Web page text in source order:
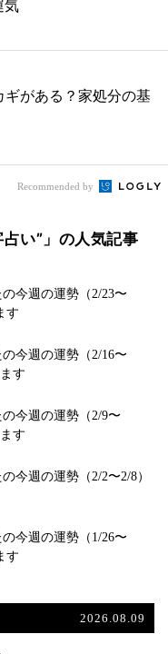
気
がある？家処分の基
Recommended by
占い”」の人気記事
今週の運勢（2/23〜
す
今週の運勢（2/16〜
す
今週の運勢（2/9〜
す
今週の運勢（2/2〜2/8）
今週の運勢（1/26〜
す
2026.08.09